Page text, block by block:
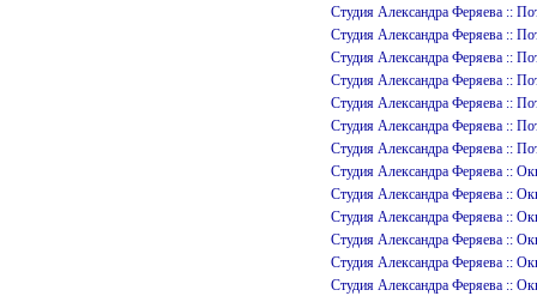
Студия Александра Феряева ::
Студия Александра Феряева ::
Студия Александра Феряева ::
Студия Александра Феряева
Студия Александра Феряева
Студия Александра Феряева ::
Студия Александра Феряева ::
Студия Александра Феряева
Студия Александра Феряева ::
Студия Александра Феряева ::
Студия Александра Феряева ::
Студия Александра Феряева
Студия Александра Феряева ::